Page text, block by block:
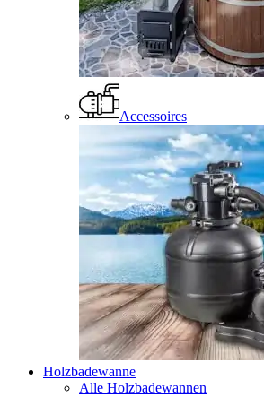
Accessoires
Holzbadewanne
Alle Holzbadewannen